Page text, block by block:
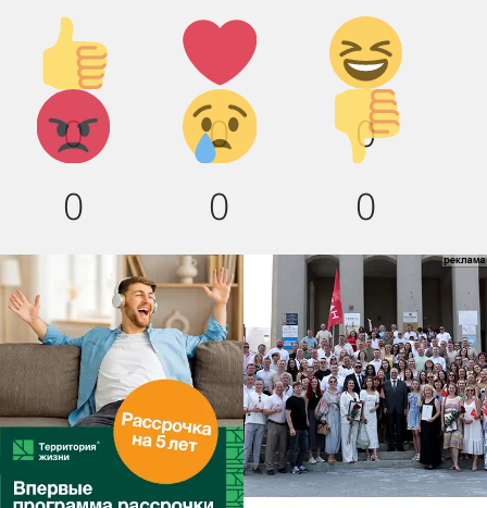
Палец
вверх!
0
Лайк!
0
Дикий
смех!
0
Агрессия!
0
Грусть
:(
0
Палец
вниз!
0